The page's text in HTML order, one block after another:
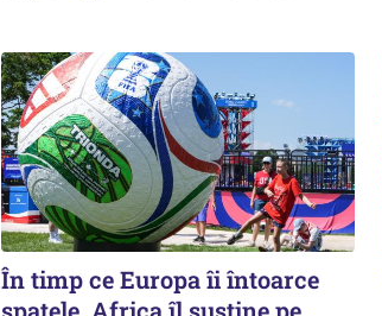
În timp ce Europa îi întoarce